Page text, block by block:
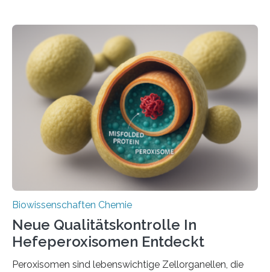
Biowissenschaften Chemie
Neue Qualitätskontrolle In
Hefeperoxisomen Entdeckt
Peroxisomen sind lebenswichtige Zellorganellen, die